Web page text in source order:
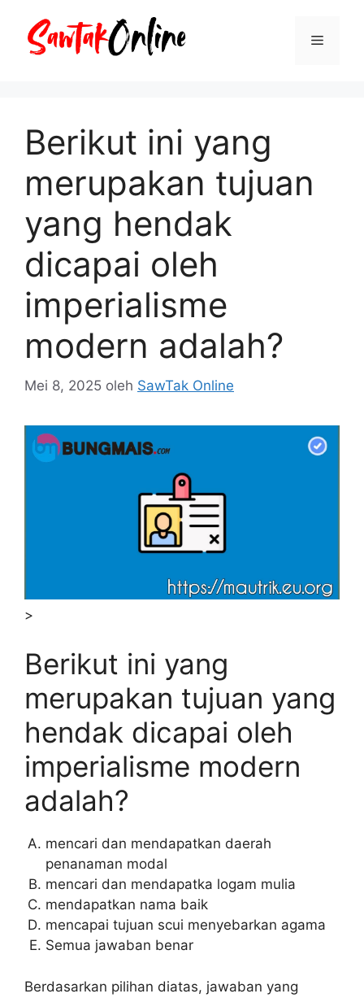
Menu
Berikut ini yang
merupakan tujuan
yang hendak
dicapai oleh
imperialisme
modern adalah?
Mei 8, 2025 oleh SawTak Online
>
Berikut ini yang
merupakan tujuan yang
hendak dicapai oleh
imperialisme modern
adalah?
mencari dan mendapatkan daerah
penanaman modal
mencari dan mendapatka logam mulia
mendapatkan nama baik
mencapai tujuan scui menyebarkan agama
Semua jawaban benar
Berdasarkan pilihan diatas, jawaban yang